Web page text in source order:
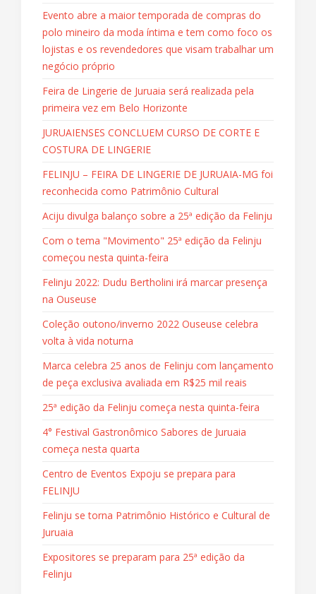
Evento abre a maior temporada de compras do
polo mineiro da moda íntima e tem como foco os
lojistas e os revendedores que visam trabalhar um
negócio próprio
Feira de Lingerie de Juruaia será realizada pela
primeira vez em Belo Horizonte
JURUAIENSES CONCLUEM CURSO DE CORTE E
COSTURA DE LINGERIE
FELINJU – FEIRA DE LINGERIE DE JURUAIA-MG foi
reconhecida como Patrimônio Cultural
Aciju divulga balanço sobre a 25ª edição da Felinju
Com o tema "Movimento" 25ª edição da Felinju
começou nesta quinta-feira
Felinju 2022: Dudu Bertholini irá marcar presença
na Ouseuse
Coleção outono/inverno 2022 Ouseuse celebra
volta à vida noturna
Marca celebra 25 anos de Felinju com lançamento
de peça exclusiva avaliada em R$25 mil reais
25ª edição da Felinju começa nesta quinta-feira
4° Festival Gastronômico Sabores de Juruaia
começa nesta quarta
Centro de Eventos Expoju se prepara para
FELINJU
Felinju se torna Patrimônio Histórico e Cultural de
Juruaia
Expositores se preparam para 25ª edição da
Felinju